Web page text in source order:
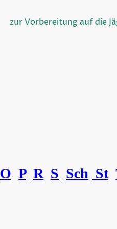
zur Vorbereitung auf die
O P R S Sch St